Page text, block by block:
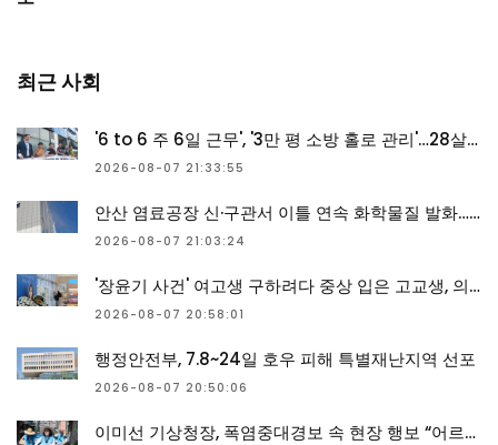
최근 사회
'6 to 6 주 6일 근무', '3만 평 소방 홀로 관리'…28살 청년 숨진 공장에 무슨 일이?
2026-08-07 21:33:55
안산 염료공장 신·구관서 이틀 연속 화학물질 발화…조치 완료(종합)
2026-08-07 21:03:24
'장윤기 사건' 여고생 구하려다 중상 입은 고교생, 의상자 인정
2026-08-07 20:58:01
행정안전부, 7.8~24일 호우 피해 특별재난지역 선포
2026-08-07 20:50:06
이미선 기상청장, 폭염중대경보 속 현장 행보 “어르신 폭염 생존 수칙 챙긴다”